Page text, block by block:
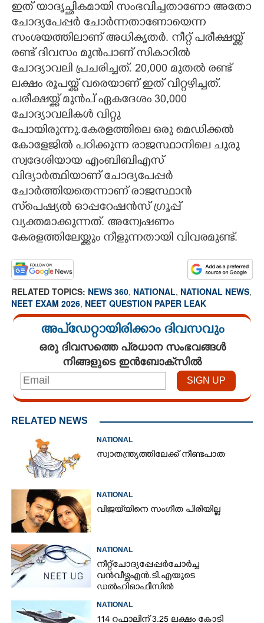
ഇത് യാദൃച്ഛികമായി സംഭവിച്ചതാണോ അതോ
ചോദ്യപേപ്പർ ചോ‌ർന്നതാണോയെന്ന
സംശയത്തിലാണ് അധിക‌ൃതർ. നീറ്റ് പരീക്ഷയ്ക്ക്
രണ്ട് ദിവസം മുൻപാണ് സികാറിൽ
ചോദ്യാവലി പ്രചരിച്ചത്. 20,000 മുതൽ രണ്ട്
ലക്ഷം രൂപയ്ക്ക് വരെയാണ് ഇത് വിറ്റഴിച്ചത്.
പരീക്ഷയ്ക്ക് മുൻപ് ഏകദേശം 30,000
ചോദ്യാവലികൾ വിറ്റു
പോയിരുന്നു.കേരളത്തിലെ ഒരു മെഡിക്കൽ
കോളേജിൽ പഠിക്കുന്ന രാജസ്ഥാനിലെ ചുരു
സ്വദേശിയായ എംബിബിഎസ്
വിദ്യാർത്ഥിയാണ് ചോദ്യപേപ്പർ
ചോർത്തിയതെന്നാണ് രാജസ്ഥാൻ
സ്‌‌പെഷ്യൽ ഓപ്പറേഷൻസ് ഗ്രൂപ്പ്
വ്യക്തമാക്കുന്നത്. അന്വേഷണം
കേരളത്തിലേയ്ക്കും നീളുന്നതായി വിവരമുണ്ട്.
RELATED TOPICS: NEWS 360, NATIONAL, NATIONAL NEWS,
NEET EXAM 2026, NEET QUESTION PAPER LEAK
അപ്ഡേറ്റായിരിക്കാം ദിവസവും
ഒരു ദിവസത്തെ പ്രധാന സംഭവങ്ങൾ
നിങ്ങളുടെ ഇൻബോക്സിൽ
RELATED NEWS
NATIONAL
സ്വാതന്ത്ര്യത്തിലേക്ക് നീണ്ടപാത
NATIONAL
വിജയ്‌യിനെ സംഗീത പിരിയില്ല
NATIONAL
നീറ്റ് ചോദ്യപ്പേപ്പർ ചോർച്ച
വൻവീഴ്ച എൻ.ടി.എയുടെ
ഡൽഹി ഓഫീസിൽ
NATIONAL
114 റഫാലിന് 3.25 ലക്ഷം കോടി